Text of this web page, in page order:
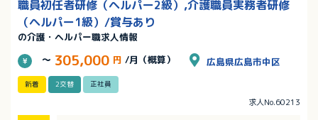
職員初任者研修（ヘルパー2級）,介護職員実務者研修
（ヘルパー1級）/賞与あり
の介護・ヘルパー職求人情報
～ 305,000 円 /月（概算） 広島県広島市中区
新着 2交替 正社員
求人No.60213